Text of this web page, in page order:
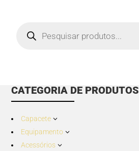
search
CATEGORIA DE PRODUTOS
Capacete 3
Equipamento 3
Acessórios 3